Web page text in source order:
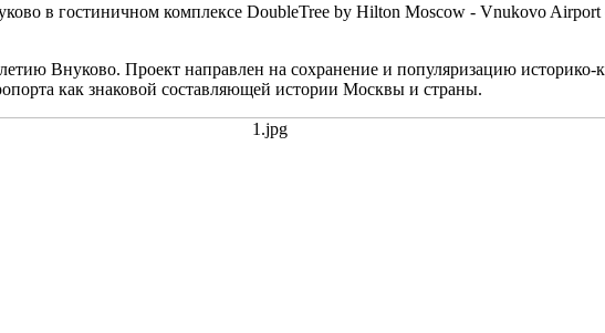
в гостиничном комплексе DoubleTree by Hilton Moscow - Vnukovo Airport
Внуково. Проект направлен на сохранение и популяризацию историко-
как знаковой составляющей истории Москвы и страны.